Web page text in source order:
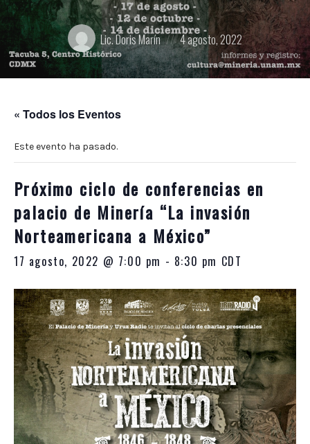
p.m.
Posted
by:
Lic. Doris Marín
Posted
on
4 agosto, 2022
« Todos los Eventos
Este evento ha pasado.
Próximo ciclo de conferencias en
palacio de Minería “La invasión
Norteamericana a México”
17 agosto, 2022 @ 7:00 pm - 8:30 pm CDT